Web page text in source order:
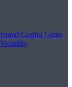
Casino Game